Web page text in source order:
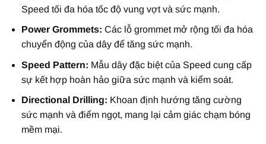
Speed tối đa hóa tốc độ vung vợt và sức mạnh.
Power Grommets: Các lỗ grommet mở rộng tối đa hóa
chuyển động của dây để tăng sức mạnh.
Speed Pattern: Mẫu dây đặc biệt của Speed cung cấp
sự kết hợp hoàn hảo giữa sức mạnh và kiểm soát.
Directional Drilling: Khoan định hướng tăng cường
sức mạnh và điểm ngọt, mang lại cảm giác chạm bóng
mềm mại.